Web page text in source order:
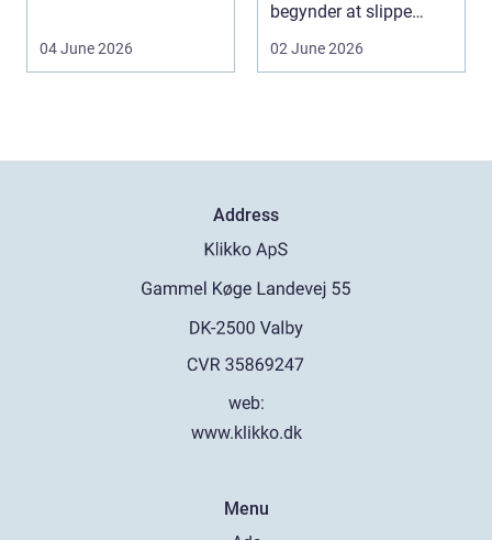
04 June 2026
begynder at slippe
vand ind, kan skaderne
02 June 2026
Address
web:
www.klikko.dk
Menu